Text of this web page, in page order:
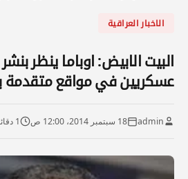
الاخبار العراقية
البيت الابيض: اوباما ينظر
عسكريين في مواقع متقدمة
admin 18 سبتمبر 2014، 12:00 ص 1 دقائق قراءة